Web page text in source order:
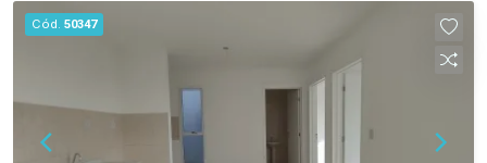
Cód. 50347